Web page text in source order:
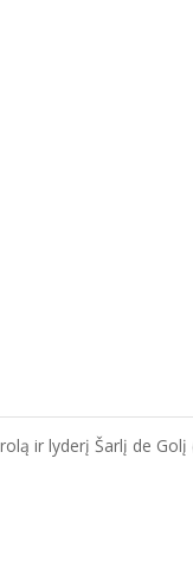
ir lyderį Šarlį de Golį